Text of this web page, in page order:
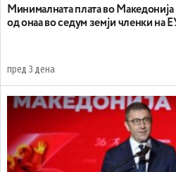
Минималната плата во
од онаа во седум земји членки на
пред 3 дена